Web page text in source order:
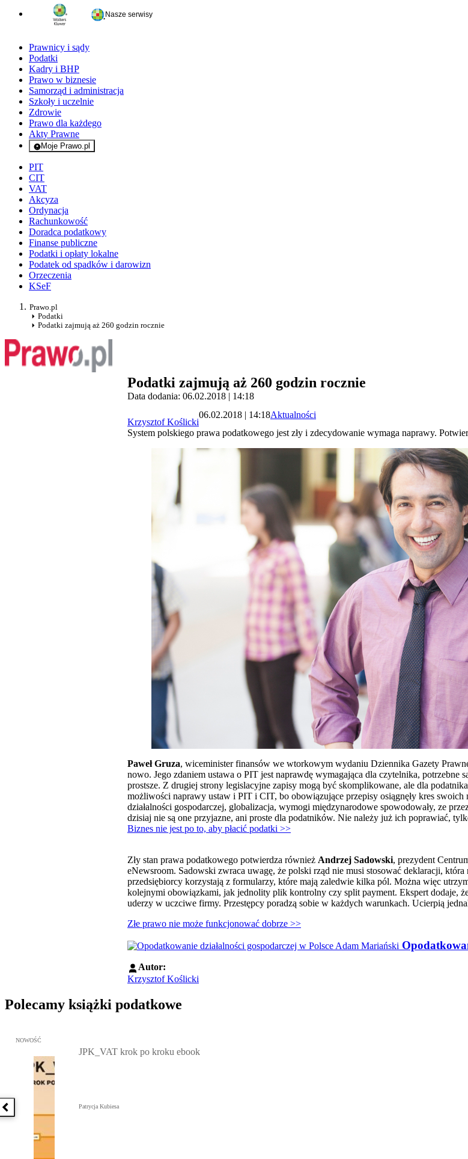
Nasze serwisy
Prawnicy i sądy
Podatki
Kadry i BHP
Prawo w biznesie
Samorząd i administracja
Szkoły i uczelnie
Zdrowie
Prawo dla każdego
Akty Prawne
Moje Prawo.pl
- rejestracja i logowanie do serwisu
PIT
CIT
VAT
Akcyza
Ordynacja
Rachunkowość
Doradca podatkowy
Finanse publiczne
Podatki i opłaty lokalne
Podatek od spadków i darowizn
Orzeczenia
KSeF
Prawo.pl
Podatki
Podatki zajmują aż 260 godzin rocznie
Podatki zajmują aż 260 godzin rocznie
Data dodania: 06.02.2018 | 14:18
Krzysztof Koślicki
06.02.2018 | 14:18Aktualności
System polskiego prawa podatkowego jest zły i zdecydowanie wymaga naprawy.
Paweł Gruza, wiceminister finansów we wtorkowym wydaniu Dziennika Gazety
nowo. Jego zdaniem ustawa o PIT jest naprawdę wymagająca dla czytelnika, potrzebne
prostsze. Z drugiej strony legislacyjne zapisy mogą być skomplikowane, ale dla
możliwości naprawy ustaw i PIT i CIT, bo obowiązujące przepisy osiągnęły kres
działalności gospodarczej, globalizacja, wymogi międzynarodowe spowodowały, ze
dzisiaj nie są one przyjazne, ani proste dla podatników. Nie należy już ich poprawiać,
Biznes nie jest po to, aby płacić podatki >>
Zły stan prawa podatkowego potwierdza również Andrzej Sadowski, prezydent
eNewsroom. Sadowski zwraca uwagę, że polski rząd nie musi stosować deklaracji,
przedsiębiorcy korzystają z formularzy, które mają zaledwie kilka pól. Można więc
kolejnymi obowiązkami, jak jednolity plik kontrolny czy split payment. Ekspert dodaje,
uderzy w uczciwe firmy. Przestępcy poradzą sobie w każdych warunkach. Ucierpią
Złe prawo nie może funkcjonować dobrze >>
Autor:
Krzysztof Koślicki
Polecamy książki podatkowe
Poprzednia książka
Przejdź do: JPK_VAT krok po kroku ebook, Patrycja Kubiesa - otwiera się w nowym oknie
NOWOŚĆ
JPK_VAT krok po kroku ebook
Patrycja Kubiesa